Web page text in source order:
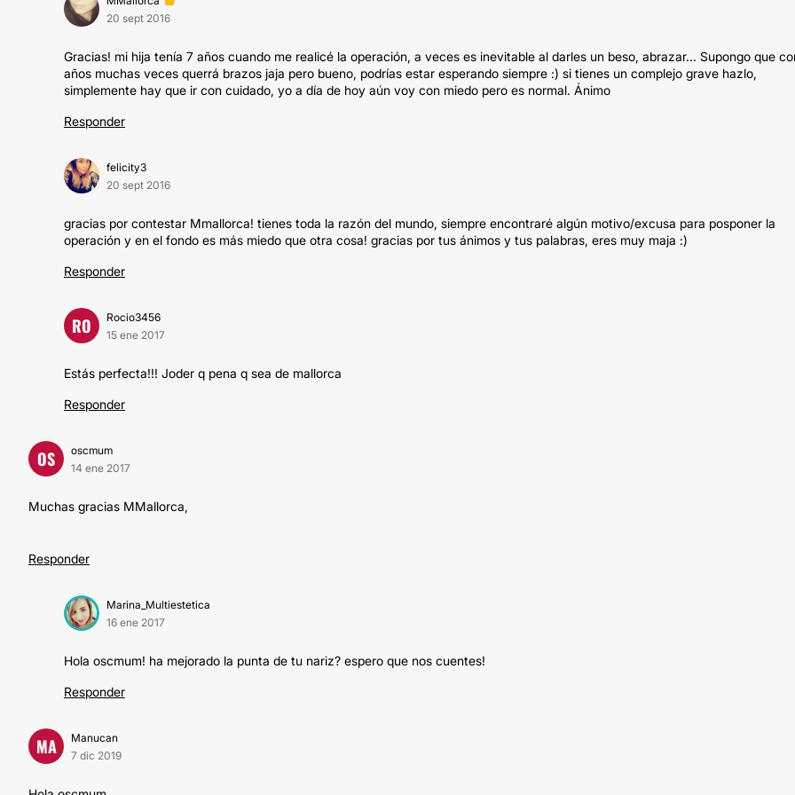
20 sept 2016
Gracias! mi hija tenía 7 años cuando me realicé la operación, a veces es inevitable al darles un beso, abrazar... Supongo que
años muchas veces querrá brazos jaja pero bueno, podrías estar esperando siempre :) si tienes un complejo grave hazlo,
simplemente hay que ir con cuidado, yo a día de hoy aún voy con miedo pero es normal. Ánimo
Responder
felicity3
20 sept 2016
gracias por contestar Mmallorca! tienes toda la razón del mundo, siempre encontraré algún motivo/excusa para posponer la
operación y en el fondo es más miedo que otra cosa! gracias por tus ánimos y tus palabras, eres muy maja :)
Responder
RO
Rocio3456
15 ene 2017
Estás perfecta!!! Joder q pena q sea de mallorca
Responder
OS
oscmum
14 ene 2017
Muchas gracias MMallorca,
Responder
Marina_Multiestetica
16 ene 2017
Hola oscmum! ha mejorado la punta de tu nariz? espero que nos cuentes!
Responder
MA
Manucan
7 dic 2019